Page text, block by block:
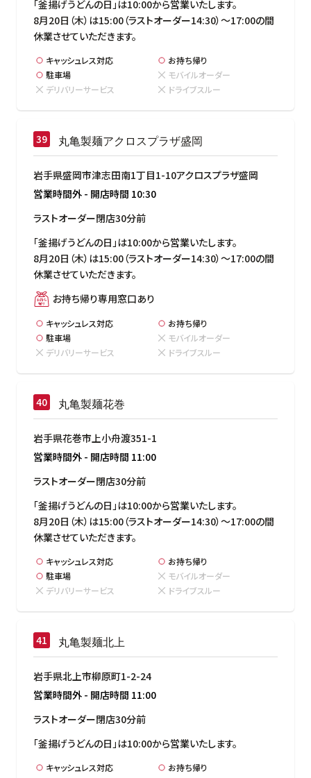
「釜揚げうどんの日」は10:00から営業いたします。
8月20日（木）は15:00（ラストオーダー14:30）～17:00の間
休業させていただきます。
キャッシュレス対応
お持ち帰り
駐車場
モバイルオーダー
デリバリーサービス
ドライブスルー
丸亀製麺アクロスプラザ盛岡
岩手県盛岡市津志田南1丁目1-10アクロスプラザ盛岡
営業時間外 - 開店時間 10:30
ラストオーダー閉店30分前
「釜揚げうどんの日」は10:00から営業いたします。
8月20日（木）は15:00（ラストオーダー14:30）～17:00の間
休業させていただきます。
お持ち帰り専用窓口あり
キャッシュレス対応
お持ち帰り
駐車場
モバイルオーダー
デリバリーサービス
ドライブスルー
丸亀製麺花巻
岩手県花巻市上小舟渡351-1
営業時間外 - 開店時間 11:00
ラストオーダー閉店30分前
「釜揚げうどんの日」は10:00から営業いたします。
8月20日（木）は15:00（ラストオーダー14:30）～17:00の間
休業させていただきます。
キャッシュレス対応
お持ち帰り
駐車場
モバイルオーダー
デリバリーサービス
ドライブスルー
丸亀製麺北上
岩手県北上市柳原町1-2-24
営業時間外 - 開店時間 11:00
ラストオーダー閉店30分前
「釜揚げうどんの日」は10:00から営業いたします。
キャッシュレス対応
お持ち帰り